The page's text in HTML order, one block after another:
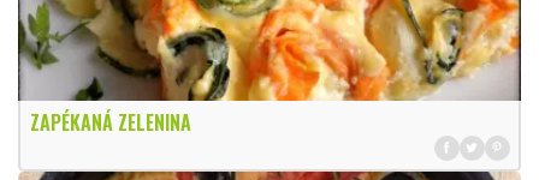
ZAPÉKANÁ ZELENINA